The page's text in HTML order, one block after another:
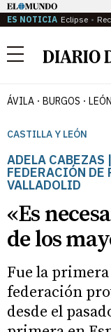
ES NOTICIA Eclipse
Menú
ÁVILA BURGOS LEÓN
CASTILLA Y LEÓN
ADELA CABEZAS
FEDERACIÓN DE
VALLADOLID
«Es
de los
Fue la
federación
desde el